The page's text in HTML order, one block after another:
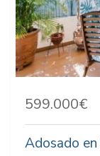
599.000€
Adosado